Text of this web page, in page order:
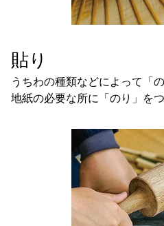
貼り
うちわの種類などによって「
地紙の必要な所に「のり」を